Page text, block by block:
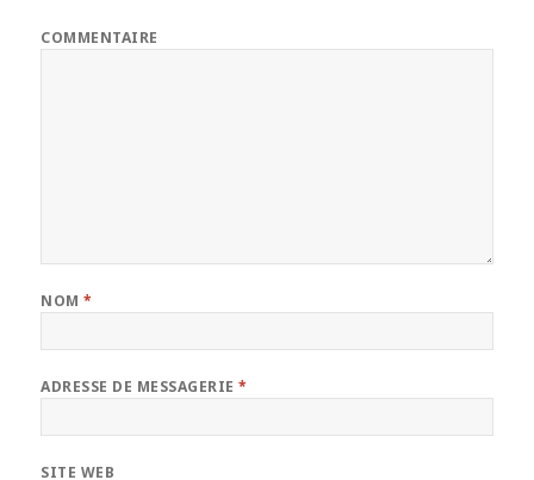
COMMENTAIRE
NOM*
ADRESSE DE MESSAGERIE*
SITE WEB